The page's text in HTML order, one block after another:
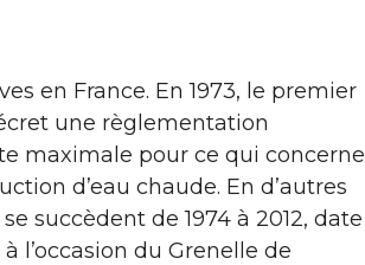
en France. En 1973, le premier
une règlementation
maximale pour ce qui concerne
d’eau chaude. En d’autres
succèdent de 1974 à 2012, date
l’occasion du Grenelle de